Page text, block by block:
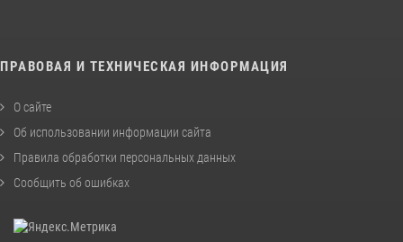
ПРАВОВАЯ И ТЕХНИЧЕСКАЯ ИНФОРМАЦИЯ
О сайте
Об использовании информации сайта
Правила обработки персональных данных
Сообщить об ошибках